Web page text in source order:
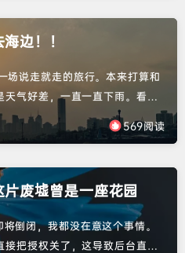
寄走了。好重，大家不在只能
边！！
场说走就走的旅行。本来打算和
气好差，一直一直下雨。看来
内蒙古看大草原，要么去青岛那
各种原因吧，一直没去成。最终
的，徐州--日照--青岛--威海--烟
了，最后结合天气，决定去...
569阅读
废墟曾是一座花园
倒闭，我都没在意这个事情。
把授权关了，这导致后台直接